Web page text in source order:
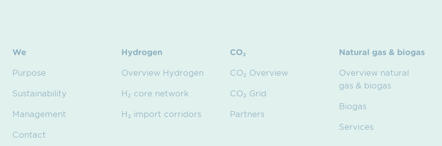
We
Purpose
Sustainability
Management
Contact
Hydrogen
Overview Hydrogen
H₂ core network
H₂ import corridors
CO₂
CO₂ Overview
CO₂ Grid
Partners
Natural gas & biogas
Overview natural
gas & biogas
Biogas
Services